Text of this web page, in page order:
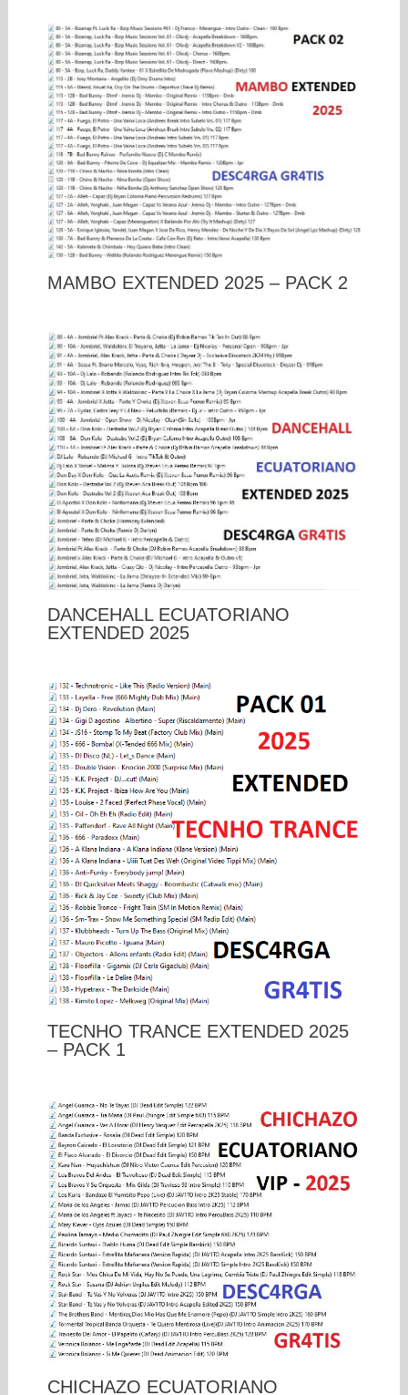
MAMBO EXTENDED 2025 – PACK 2
DANCEHALL ECUATORIANO
EXTENDED 2025
TECNHO TRANCE EXTENDED 2025
– PACK 1
CHICHAZO ECUATORIANO